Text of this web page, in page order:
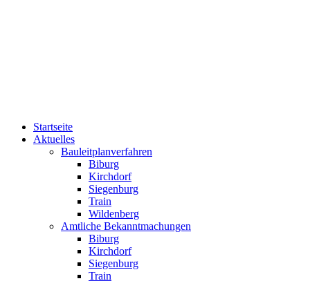
Startseite
Aktuelles
Bauleitplanverfahren
Biburg
Kirchdorf
Siegenburg
Train
Wildenberg
Amtliche Bekanntmachungen
Biburg
Kirchdorf
Siegenburg
Train